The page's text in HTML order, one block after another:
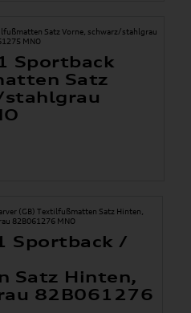
Sportback
Satz
stahlgrau
Sportback /
Satz Hinten,
82B061276